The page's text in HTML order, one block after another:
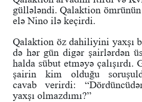
güllələndi. Qalaktion
elə Nino ilə keçirdi.
Qalaktion öz dahiliyini yaxşı
də hər gün digər şairlərdən
halda sübut etməyə çalışırdı.
şairin kim olduğu
cavab verirdi:
yaxşı olmazdımı?”